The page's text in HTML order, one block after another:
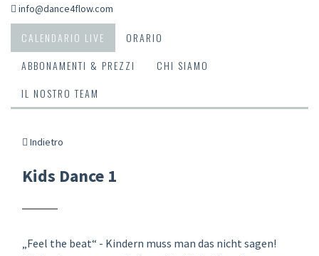
info@dance4flow.com
CALENDARIO LIVE
ORARIO
ABBONAMENTI & PREZZI
CHI SIAMO
IL NOSTRO TEAM
Indietro
Kids Dance 1
„Feel the beat“ - Kindern muss man das nicht sagen!